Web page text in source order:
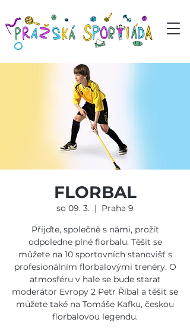
FLORBAL
so 09. 3.
  |
Praha 9
Přijďte, společně s námi, prožít
odpoledne plné florbalu. Těšit se
můžete na 10 sportovních stanovišť s
profesionálním florbalovými trenéry. O
atmosféru v hale se bude starat
moderátor Evropy 2 Petr Říbal a těšit se
můžete také na Tomáše Kafku, českou
florbalovou legendu.